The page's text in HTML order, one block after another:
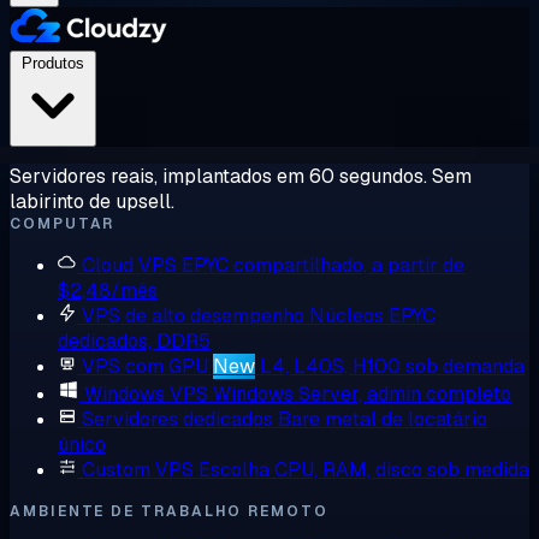
Servidores reais, implantados em 60 segundos. Sem
labirinto de upsell.
COMPUTAR
Cloud VPS EPYC compartilhado, a partir de
$2,48/mês
VPS de alto desempenho Núcleos EPYC
dedicados, DDR5
VPS com GPU New L4, L40S, H100 sob demanda
Windows VPS Windows Server, admin completo
Servidores dedicados Bare metal de locatário
único
Custom VPS Escolha CPU, RAM, disco sob medida
AMBIENTE DE TRABALHO REMOTO